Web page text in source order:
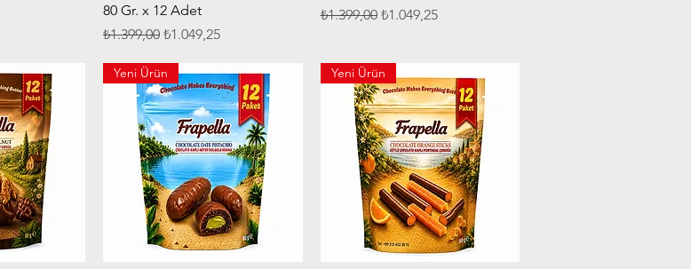
80 Gr. x 12 Adet
Normal Fiyat
₺1.399,00 İndirimli Fiyat
₺1.049,25
Normal Fiyat
₺1.399,00 İndirimli Fiyat
₺1.049,25
Yeni Ürün Yeni Ürün